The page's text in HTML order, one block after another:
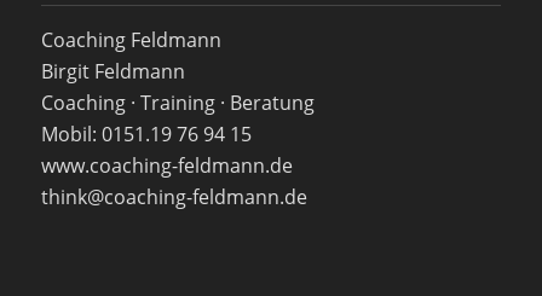
Coaching Feldmann
Birgit Feldmann
Coaching · Training · Beratung
Mobil: 0151.19 76 94 15
www.coaching-feldmann.de
think@coaching-feldmann.de